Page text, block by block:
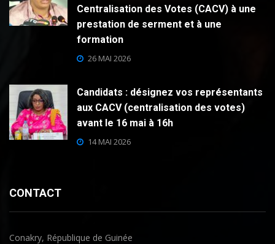
Centralisation des Votes (CACV) à une
prestation de serment et à une
formation
26 MAI 2026
Candidats : désignez vos représentants
aux CACV (centralisation des votes)
avant le 16 mai à 16h
14 MAI 2026
CONTACT
Conakry, République de Guinée